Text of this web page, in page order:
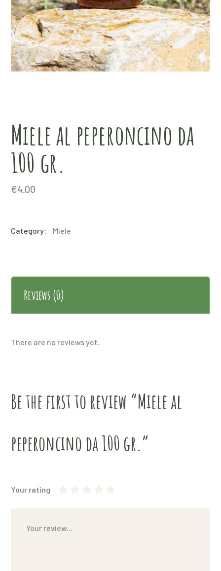
Miele al peperoncino da
100 gr.
€4.00
Category: Miele
Reviews (0)
There are no reviews yet.
Be the first to review “Miele al
peperoncino da 100 gr.”
Your rating